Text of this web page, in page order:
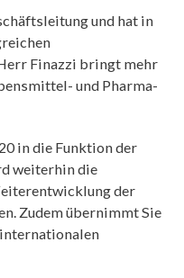
und hat in
Finazzi bringt mehr
und Pharma-
in die Funktion der
weiterhin die
der
Zudem übernimmt Sie